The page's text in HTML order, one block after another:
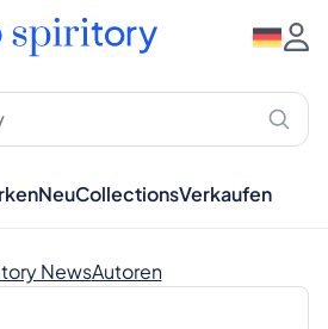
NeuCollectionsVerkaufen
NewsAutoren